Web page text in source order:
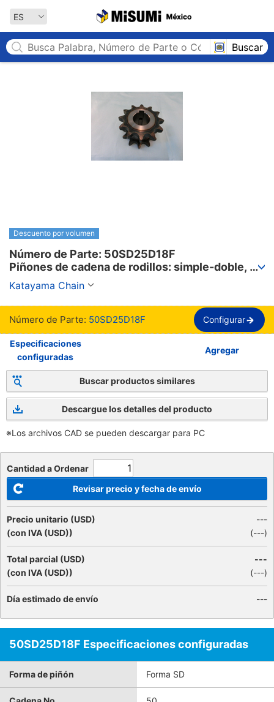
ES
Buscar
Descuento por volumen
Número de Parte: 50SD25D18F
Piñones de cadena de rodillos: simple-doble,
llave JIS nueva, cadena 50
Katayama Chain
Número de Parte: 50SD25D18F Configurar
Especificaciones
configuradas
Agregar
Buscar productos similares
Descargue los detalles del producto
※Los archivos CAD se pueden descargar para PC
Cantidad a Ordenar
Revisar precio y fecha de envío
Precio unitario (USD)
(con IVA (USD))
---
(---)
Total parcial (USD)
(con IVA (USD))
---
(---)
Día estimado de envío ---
50SD25D18F Especificaciones configuradas
Forma de piñón Forma SD